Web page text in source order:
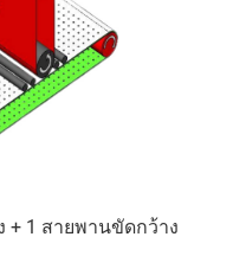
+ 1 สายพานขัดกว้าง